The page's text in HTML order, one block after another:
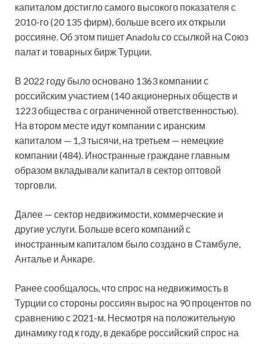
капиталом достигло самого высокого показателя с
2010-го (20 135 фирм), больше всего их открыли
россияне. Об этом пишет Anadolu со ссылкой на Союз
палат и товарных бирж Турции.
В 2022 году было основано 1363 компании с
российским участием (140 акционерных обществ и
1223 общества с ограниченной ответственностью).
На втором месте идут компании с иранским
капиталом — 1,3 тысячи, на третьем — немецкие
компании (484). Иностранные граждане главным
образом вкладывали капитал в сектор оптовой
торговли.
Далее — сектор недвижимости, коммерческие и
другие услуги. Больше всего компаний с
иностранным капиталом было создано в Стамбуле,
Анталье и Анкаре.
Ранее сообщалось, что спрос на недвижимость в
Турции со стороны россиян вырос на 90 процентов по
сравнению с 2021-м. Несмотря на положительную
динамику год к году, в декабре российский спрос на